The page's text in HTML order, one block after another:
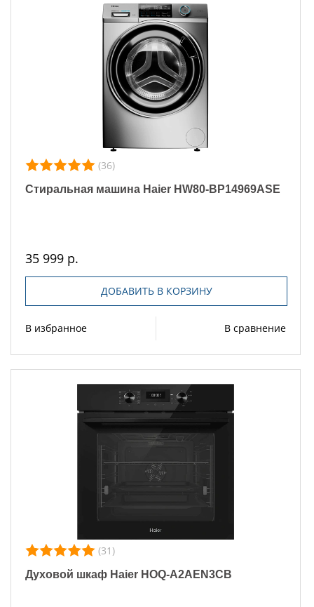
(36)
Стиральная машина Haier HW80-BP14969ASE
35 999 р.
ДОБАВИТЬ В КОРЗИНУ
В избранное В сравнение
(31)
Духовой шкаф Haier HOQ-A2AEN3CB